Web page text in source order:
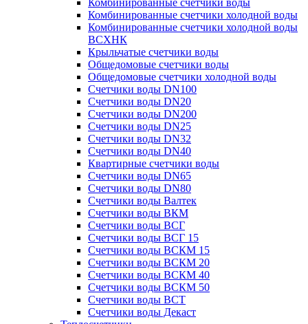
Комбинированные счетчики воды
Комбинированные счетчики холодной воды
Комбинированные счетчики холодной воды
ВСХНК
Крыльчатые счетчики воды
Общедомовые счетчики воды
Общедомовые счетчики холодной воды
Счетчики воды DN100
Счетчики воды DN20
Счетчики воды DN200
Счетчики воды DN25
Счетчики воды DN32
Счетчики воды DN40
Квартирные счетчики воды
Счетчики воды DN65
Счетчики воды DN80
Счетчики воды Валтек
Счетчики воды ВКМ
Счетчики воды ВСГ
Счетчики воды ВСГ 15
Счетчики воды ВСКМ 15
Счетчики воды ВСКМ 20
Счетчики воды ВСКМ 40
Счетчики воды ВСКМ 50
Счетчики воды ВСТ
Счетчики воды Декаст